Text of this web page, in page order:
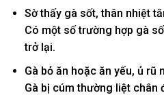
Sờ thấy gà sốt, thân nhiệt
Có một số trường hợp gà
trở lại.
Gà bỏ ăn hoặc ăn yếu, ủ rũ
Gà bị cúm thường liệt